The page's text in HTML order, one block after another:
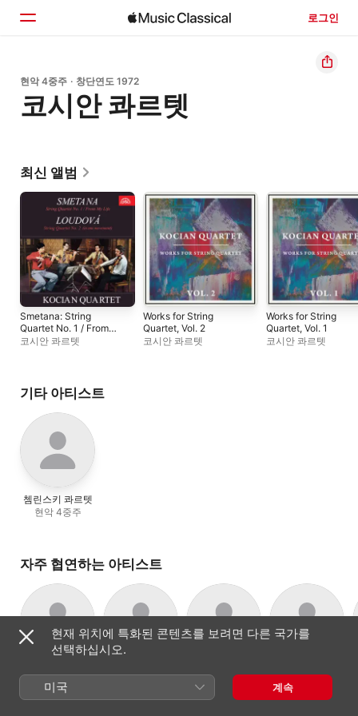
로그인
홈
둘러보기
현악 4중주 · 창단연도 1972
코시안 콰르텟
최신 앨범
Smetana: String
Quartet No. 1 / From
My Life - Loudová:
코시안 콰르텟
Works for String
Quartet, Vol. 2
코시안 콰르텟
Works for String
Quartet, Vol. 1
코시안 콰르텟
기타 아티스트
쳄린스키 콰르텟
현악 4중주
자주 협연하는 아티스트
첼로
지휘자, 바이올린
크바필
현재 위치에 특화된 콘텐츠를 보려면 다른 국가를
선택하십시오.
미국 계속